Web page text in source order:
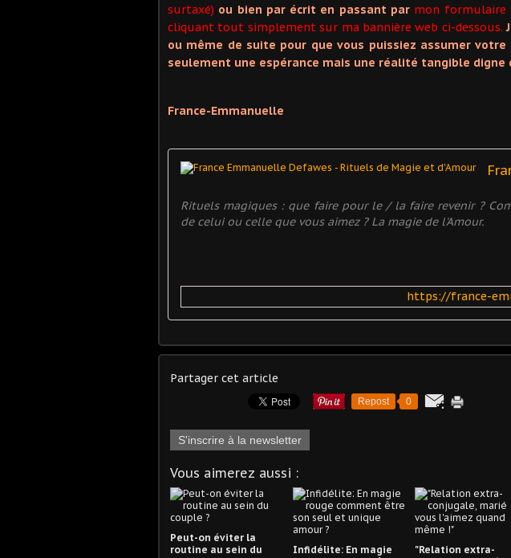
surtaxé) ou bien par écrit en passant par mon formulaire
cliquant tout simplement sur ma bannière web ci-dessous.
ou même de suite pour que vous puissiez assumer
seulement une espérance mais une réalité tangible digne
France-Emmanuelle
Rituels magiques : que faire pour le / la faire revenir ?
de celui ou celle que vous aimez ? La magie de l'Amour.
https://france-
Partager cet article
Repost 0
S'inscrire à la newsletter
Vous aimerez aussi :
Peut-on éviter la
routine au sein du
Infidélite: En magie
"Relation extra-